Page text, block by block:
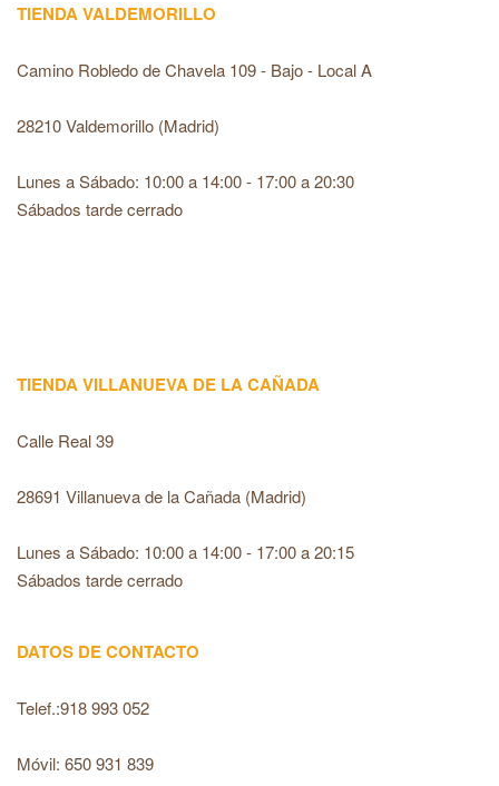
TIENDA VALDEMORILLO
Camino Robledo de Chavela 109 - Bajo - Local A
28210 Valdemorillo (Madrid)
Lunes a Sábado: 10:00 a 14:00 - 17:00 a 20:30
Sábados tarde cerrado
TIENDA VILLANUEVA DE LA CAÑADA
Calle Real 39
28691 Villanueva de la Cañada (Madrid)
Lunes a Sábado: 10:00 a 14:00 - 17:00 a 20:15
Sábados tarde cerrado
DATOS DE CONTACTO
Telef.:918 993 052
Móvil: 650 931 839